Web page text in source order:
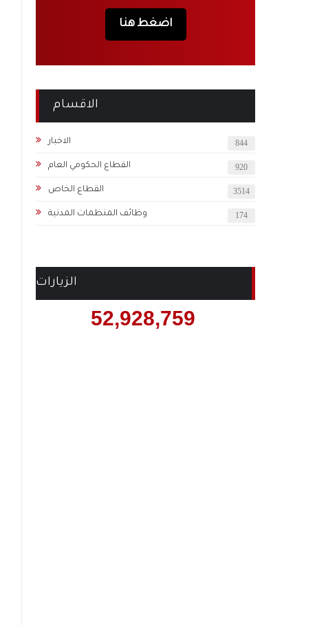
اضغط هنا
الاقسام
الاخبار 844
القطاع الحكومي العام 920
القطاع الخاص 3514
وظائف المنظمات المدنية 174
الزيارات
52,928,759